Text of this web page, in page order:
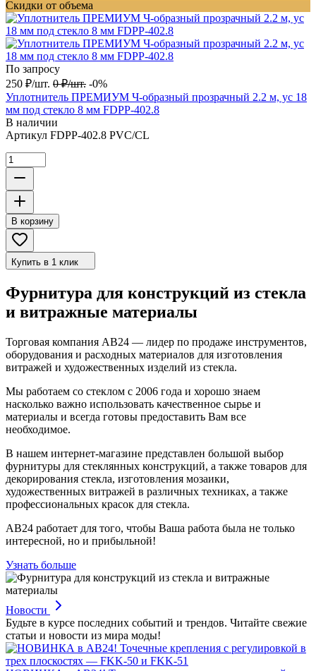
Скидки от объема
По запросу
250 ₽/шт. 0 ₽/шт. -0%
Уплотнитель ПРЕМИУМ Ч-образный прозрачный 2.2 м, ус 18
мм под стекло 8 мм FDPP-402.8
В наличии
Артикул FDPP-402.8 PVC/CL
В корзину
Купить в 1 клик
Фурнитура для конструкций из стекла
и витражные материалы
Торговая компания АВ24 — лидер по продаже инструментов,
оборудования и расходных материалов для изготовления
витражей и художественных изделий из стекла.
Мы работаем со стеклом с 2006 года и хорошо знаем
насколько важно использовать качественное сырье и
материалы и всегда готовы предоставить Вам все
необходимое.
В нашем интернет-магазине представлен большой выбор
фурнитуры для стеклянных конструкций, а также товаров для
декорирования стекла, изготовления мозаики,
художественных витражей в различных техниках, а также
профессиональных красок для стекла.
АВ24 работает для того, чтобы Ваша работа была не только
интересной, но и прибыльной!
Узнать больше
Новости
Будьте в курсе последних событий и трендов. Читайте свежие
статьи и новости из мира моды!